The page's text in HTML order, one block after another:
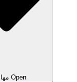
Open مهاجرت